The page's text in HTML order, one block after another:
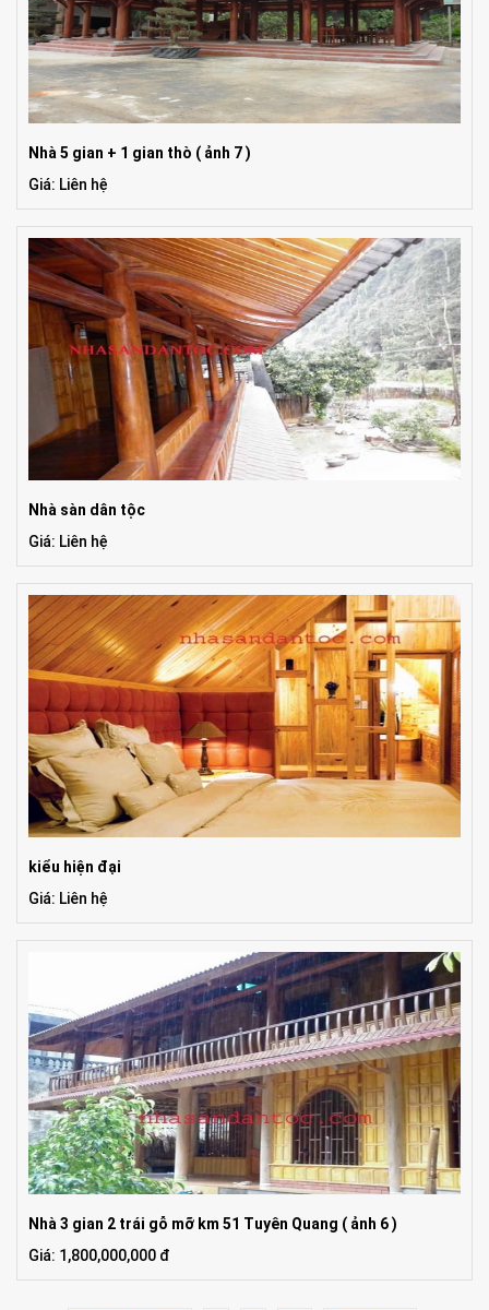
Nhà 5 gian + 1 gian thò ( ảnh 7 )
Giá: Liên hệ
Nhà sàn dân tộc
Giá: Liên hệ
kiểu hiện đại
Giá: Liên hệ
Nhà 3 gian 2 trái gỗ mỡ km 51 Tuyên Quang ( ảnh 6 )
Giá: 1,800,000,000 đ